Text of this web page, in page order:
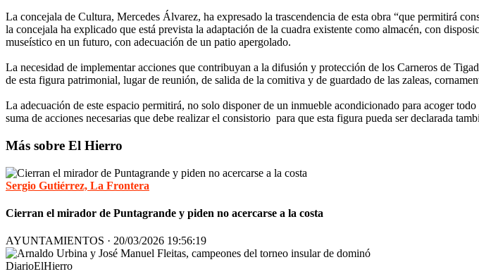
La concejala de Cultura, Mercedes Álvarez, ha expresado la trascendencia de esta obra “que permitirá
la concejala ha explicado que está prevista la adaptación de la cuadra existente como almacén, con
museístico en un futuro, con adecuación de un patio apergolado.
La necesidad de implementar acciones que contribuyan a la difusión y protección de los Carneros de
de esta figura patrimonial, lugar de reunión, de salida de la comitiva y de guardado de las zaleas,
La adecuación de este espacio permitirá, no solo disponer de un inmueble acondicionado para acoger
suma de acciones necesarias que debe realizar el consistorio para que esta figura pueda ser declarada
Más sobre El Hierro
Sergio Gutiérrez, La Frontera
Cierran el mirador de Puntagrande y piden no acercarse a la costa
AYUNTAMIENTOS · 20/03/2026 19:56:19
DiarioElHierro